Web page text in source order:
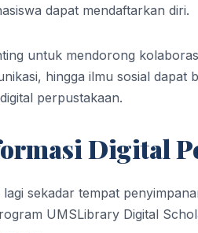
dapat mendaftarkan diri.
untuk mendorong
hingga ilmu sosial dapat
perpustakaan.
Digital
sekadar tempat
UMSLibrary Digital